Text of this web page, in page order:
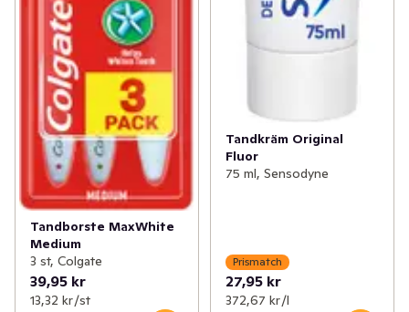
Tandborste MaxWhite
Medium
3 st, Colgate
39,95 kr
13,32 kr /st
Tandkräm Original
Fluor
75 ml, Sensodyne
Prismatch
27,95 kr
372,67 kr /l